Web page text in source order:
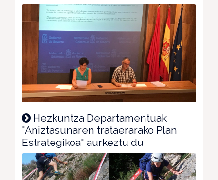
Hezkuntza Departamentuak
"Aniztasunaren trataerarako Plan
Estrategikoa" aurkeztu du